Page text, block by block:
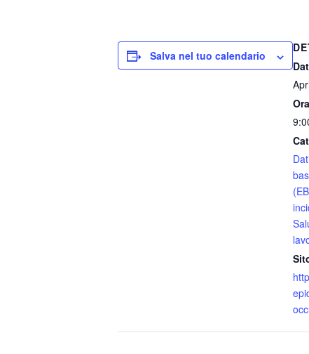
Salva nel tuo calendario